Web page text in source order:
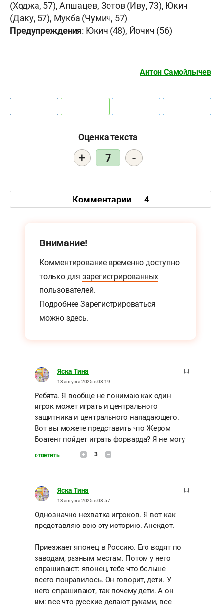
(Ходжа, 57), Апшацев, Зотов (Иву, 73), Юкич
(Даку, 57), Мукба (Чумич, 57)
Предупреждения: Юкич (48), Йочич (56)
Антон Самойлычев
Оценка текста
+ 7 -
Комментарии 4
Внимание!
Комментирование временно доступно
только для зарегистрированных
пользователей.
Подробнее Зарегистрироваться
можно здесь.
Яска Тина
13 августа 2025 в 08:19
Ребята. Я вообще не понимаю как один
игрок может играть и центрального
защитника и центрального нападающего.
Вот вы можете представить что Жером
Боатенг пойдет играть форварда? Я не могу
ответить 3
Яска Тина
13 августа 2025 в 08:57
Однозначно нехватка игроков. Я вот как
представляю всю эту историю. Анекдот.
Приезжает японец в Россию. Его водят по
заводам, разным местам. Потом у него
спрашивают: японец, тебе что больше
всего понравилось. Он говорит, дети. У
него спрашивают, так почему дети. А он
им: все что русские делают руками, все